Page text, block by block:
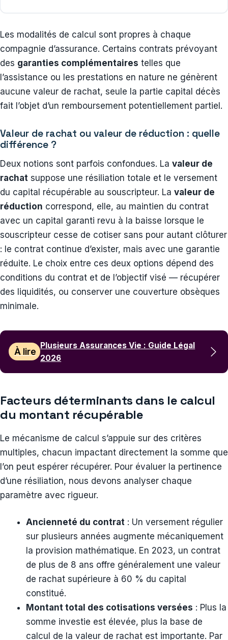
Les modalités de calcul sont propres à chaque
compagnie d’assurance. Certains contrats prévoyant
des garanties complémentaires telles que
l’assistance ou les prestations en nature ne génèrent
aucune valeur de rachat, seule la partie capital décès
fait l’objet d’un remboursement potentiellement partiel.
Valeur de rachat ou valeur de réduction : quelle
différence ?
Deux notions sont parfois confondues. La valeur de
rachat suppose une résiliation totale et le versement
du capital récupérable au souscripteur. La valeur de
réduction correspond, elle, au maintien du contrat
avec un capital garanti revu à la baisse lorsque le
souscripteur cesse de cotiser sans pour autant clôturer
: le contrat continue d’exister, mais avec une garantie
réduite. Le choix entre ces deux options dépend des
conditions du contrat et de l’objectif visé — récupérer
des liquidités, ou conserver une couverture obsèques
minimale.
À lire
Plusieurs Assurances Vie : Guide Légal
2026
Facteurs déterminants dans le calcul
du montant récupérable
Le mécanisme de calcul s’appuie sur des critères
multiples, chacun impactant directement la somme que
l’on peut espérer récupérer. Pour évaluer la pertinence
d’une résiliation, nous devons analyser chaque
paramètre avec rigueur.
Ancienneté du contrat : Un versement régulier
sur plusieurs années augmente mécaniquement
la provision mathématique. En 2023, un contrat
de plus de 8 ans offre généralement une valeur
de rachat supérieure à 60 % du capital
constitué.
Montant total des cotisations versées : Plus la
somme investie est élevée, plus la base de
calcul de la valeur de rachat est importante. Par